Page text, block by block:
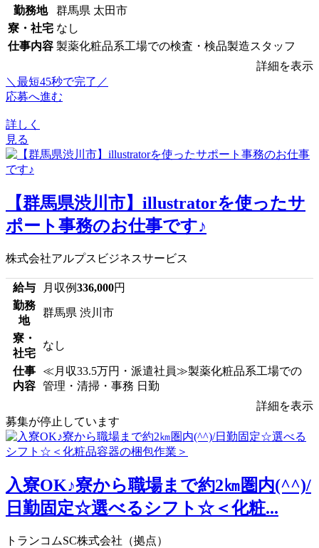
勤務地
群馬県 太田市
寮・社宅 なし
仕事内容 製薬化粧品系工場での検査・検品製造スタッフ
詳細を表示
＼最短45秒で完了／
応募へ進む
詳しく
見る
【群馬県渋川市】illustratorを使ったサ
ポート事務のお仕事です♪
株式会社アルプスビジネスサービス
給与 月収例336,000円
勤務
地
群馬県 渋川市
寮・
社宅
なし
仕事
内容
≪月収33.5万円・派遣社員≫製薬化粧品系工場での
管理・清掃・事務 日勤
詳細を表示
募集が停止しています
入寮OK♪寮から職場まで約2㎞圏内(^^)/
日勤固定☆選べるシフト☆＜化粧...
トランコムSC株式会社（拠点）